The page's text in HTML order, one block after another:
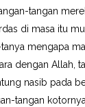
tangan
di masa itu
mengapa
dengan Allah,
nasib pada
tangan